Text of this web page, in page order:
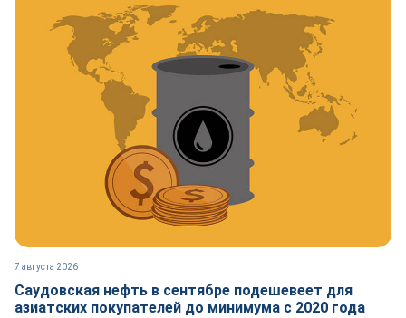
7 августа 2026
Саудовская нефть в сентябре подешевеет для
азиатских покупателей до минимума с 2020 года